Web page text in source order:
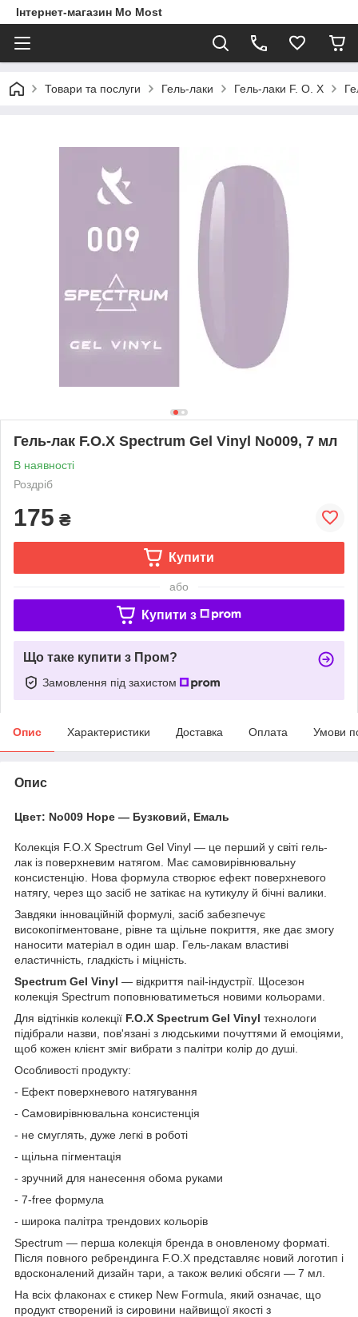
Інтернет-магазин Mo Most
Товари та послуги Гель-лаки Гель-лаки F. O. X
Гель-лак F.O.X Spectrum Gel Vinyl No009, 7 мл
В наявності
Роздріб
175 ₴
Купити
або
Купити з
Що таке купити з Пром?
Замовлення під захистом
Опис Характеристики Доставка Оплата Умови
Опис
Цвет: No009 Hope — Бузковий, Емаль
Колекція F.O.X Spectrum Gel Vinyl — це перший у світі гель-
лак із поверхневим натягом. Має самовирівнювальну
консистенцію. Нова формула створює ефект поверхневого
натягу, через що засіб не затікає на кутикулу й бічні валики.
Завдяки інноваційній формулі, засіб забезпечує
високопігментоване, рівне та щільне покриття, яке дає змогу
наносити матеріал в один шар. Гель-лакам властиві
еластичність, гладкість і міцність.
Spectrum Gel Vinyl — відкриття nail-індустрії. Щосезон
колекція Spectrum поповнюватиметься новими кольорами.
Для відтінків колекції F.O.X Spectrum Gel Vinyl технологи
підібрали назви, пов'язані з людськими почуттями й емоціями,
щоб кожен клієнт зміг вибрати з палітри колір до душі.
Особливості продукту:
- Ефект поверхневого натягування
- Самовирівнювальна консистенція
- не смуглять, дуже легкі в роботі
- щільна пігментація
- зручний для нанесення обома руками
- 7-free формула
- широка палітра трендових кольорів
Spectrum — перша колекція бренда в оновленому форматі.
Після повного ребрендинга F.O.X представляє новий логотип і
вдосконалений дизайн тари, а також великі обсяги — 7 мл.
На всіх флаконах є стикер New Formula, який означає, що
продукт створений із сировини найвищої якості з